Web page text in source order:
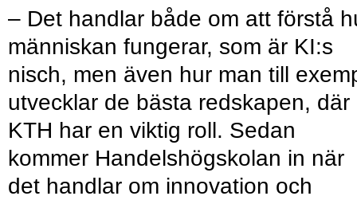
– Det handlar både om att förstå
människan fungerar, som är KI:s
nisch, men även hur man till
utvecklar de bästa redskapen, där
KTH har en viktig roll. Sedan
kommer Handelshögskolan in när
det handlar om innovation och